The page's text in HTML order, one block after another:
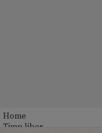
Home
Timp liber